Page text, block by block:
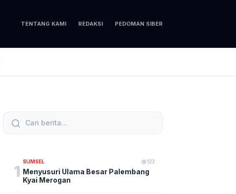
TENTANG KAMI REDAKSI PEDOMAN SIBER
1
SUMSEL 123
Menyusuri Ulama Besar Palembang
Kyai Merogan